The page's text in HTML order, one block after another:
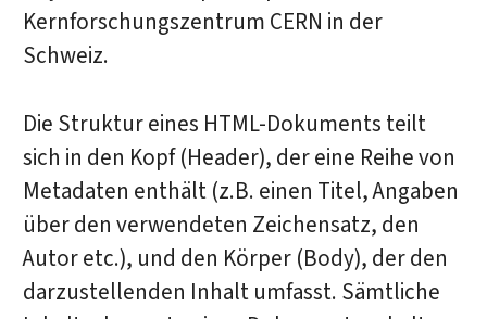
Kernforschungszentrum CERN in der
Schweiz.
Die Struktur eines HTML-Dokuments teilt
sich in den Kopf (Header), der eine Reihe von
Metadaten enthält (z.B. einen Titel, Angaben
über den verwendeten Zeichensatz, den
Autor etc.), und den Körper (Body), der den
darzustellenden Inhalt umfasst. Sämtliche